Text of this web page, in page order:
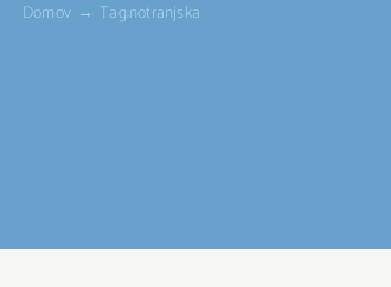
Domov Tag:notranjska